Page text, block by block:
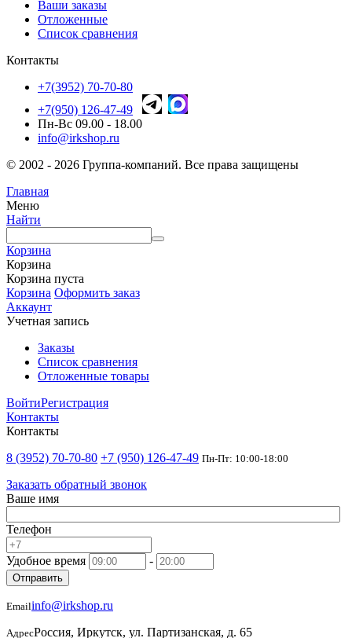
Ваши заказы
Отложенные
Список сравнения
Контакты
+7(3952) 70-70-80
+7(950) 126-47-49
Пн-Вс 09.00 - 18.00
info@irkshop.ru
© 2002 - 2026 Группа-компаний. Все права защищены
Главная
Меню
Найти
Корзина
Корзина
Корзина пуста
Корзина Оформить заказ
Аккаунт
Учетная запись
Заказы
Список сравнения
Отложенные товары
ВойтиРегистрация
Контакты
Контакты
8 (3952) 70-70-80 +7 (950) 126-47-49 Пн-Пт: 10:00-18:00
Заказать обратный звонок
Ваше имя
Телефон
Удобное время -
Отправить
Emailinfo@irkshop.ru
АдресРоссия, Иркутск, ул. Партизанская, д. 65